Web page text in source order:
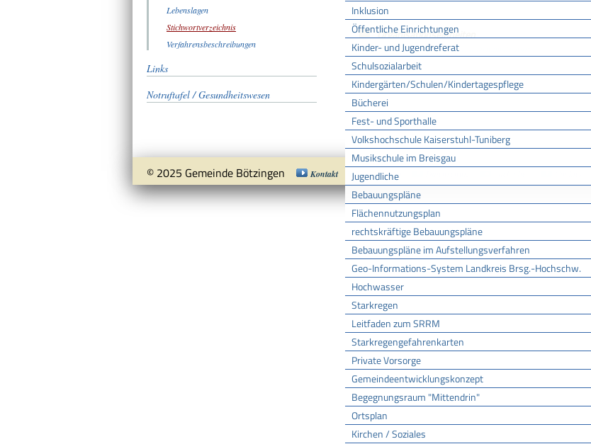
Inklusion
Öffentliche Einrichtungen
Kinder- und Jugendreferat
Schulsozialarbeit
Kindergärten/Schulen/Kindertagespflege
Bücherei
Fest- und Sporthalle
Volkshochschule Kaiserstuhl-Tuniberg
Musikschule im Breisgau
Jugendliche
Bebauungspläne
Flächennutzungsplan
rechtskräftige Bebauungspläne
Bebauungspläne im Aufstellungsverfahren
Geo-Informations-System Landkreis Brsg.-Hochschw.
Hochwasser
Starkregen
Leitfaden zum SRRM
Starkregengefahrenkarten
Private Vorsorge
Gemeindeentwicklungskonzept
Begegnungsraum "Mittendrin"
Ortsplan
Kirchen / Soziales
Lebenslagen
Stichwortverzeichnis
Verfahrensbeschreibungen
Links
Notruftafel / Gesundheitswesen
Organisationseinheiten
Fachbereich Baurecht und Denkmalschutz
© 2025 Gemeinde Bötzingen Kontakt Impressum